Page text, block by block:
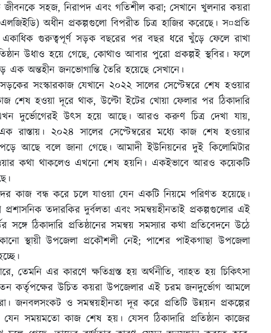
জীবনকে সহজ, নিরাপদ এবং গতিশীল করা; সেখানে খুলনার কয়রা
অধীন প্রকল্পগুলো বিপরীত চিত্র হাজির করেছে। স¤প্রতি
একাধিক গুরুত্বপূর্ণ সড়ক বছরের পর বছর ধরে খুঁড়ে ফেলে রাখা
উধাও হয়ে গেছে, কোথাও আবার পুরো প্রকল্পই স্থবির। ফলে
এক অন্তহীন জনভোগান্তি তৈরি হয়েছে সেখানে।
সংস্কারকাজ যেখানে ২০২২ সালের সেপ্টেম্বরে শেষ হওয়ার
শেষ হওয়া দূরে থাক, উল্টো ইটের খোয়া ফেলার পর ঠিকাদারি
দুর্ভোগেরই উৎস হয়ে আছে। আরও করুণ চিত্র দেখা যায়,
রাস্তায়। ২০২৪ সালের সেপ্টেম্বরের মধ্যে কাজ শেষ হওয়ার
আছে বলে জানা গেছে। আমাদী ইউনিয়নের দুই কিলোমিটার
কথা থাকলেও এখনো শেষ হয়নি। একইভাবে আরও কয়েকটি
কাজ বন্ধ করে চলে যাওয়া যেন একটি নিয়মে পরিণত হয়েছে।
প্রশাসনিক তদারকির দুর্বলতা এবং সমন্বয়হীনতাই প্রকল্পগুলোর এই
ঠিকাদারি প্রতিষ্ঠানের সমন্বয় সমস্যার কথা প্রতিবেদনে উঠে
স্থায়ী উপজেলা প্রকৌশলী নেই; পাশের পাইকগাছা উপজেলা
তেমনি এর কারণে ক্ষতিগ্রস্ত হয় অর্থনীতি, ব্যাহত হয় চিকিৎসা
কর্তৃপক্ষের উচিত কয়রা উপজেলার এই চরম জনদুর্ভোগ আমলে
জনবলসংকট ও সমন্বয়হীনতা দূর করে প্রতিটি উন্নয়ন প্রকল্পের
সময়মতো কাজ শেষ হয়। যেসব ঠিকাদারি প্রতিষ্ঠান কাজের